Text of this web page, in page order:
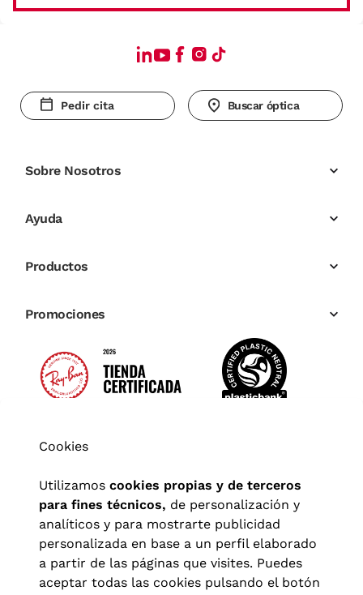
Pedir cita Buscar óptica
Sobre Nosotros
Ayuda
Productos
Promociones
Cookies
Utilizamos cookies propias y de terceros
para fines técnicos, de personalización y
analíticos y para mostrarte publicidad
personalizada en base a un perfil elaborado
a partir de las páginas que visites. Puedes
aceptar todas las cookies pulsando el botón